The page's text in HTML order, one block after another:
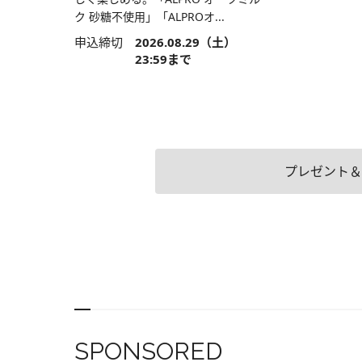
ク 砂糖不使用」「ALPROオ...
申込締切 2026.08.29（土）
23:59まで
プレゼント
SPONSORED